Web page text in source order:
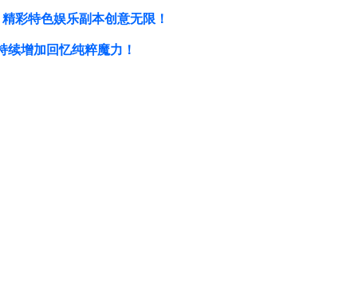
精彩特色娱乐副本创意无限！
续增加回忆纯粹魔力！